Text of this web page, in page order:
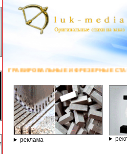
СТАНКИ ПО КАМНЮ ОТ
реклама